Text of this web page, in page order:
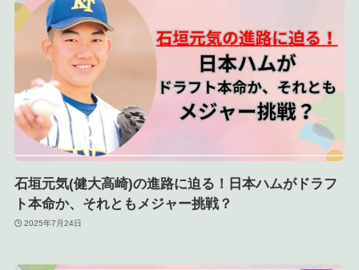
石垣元気(健大高崎)の進路に迫る！日本ハムがドラフ
ト本命か、それともメジャー挑戦？
2025年7月24日